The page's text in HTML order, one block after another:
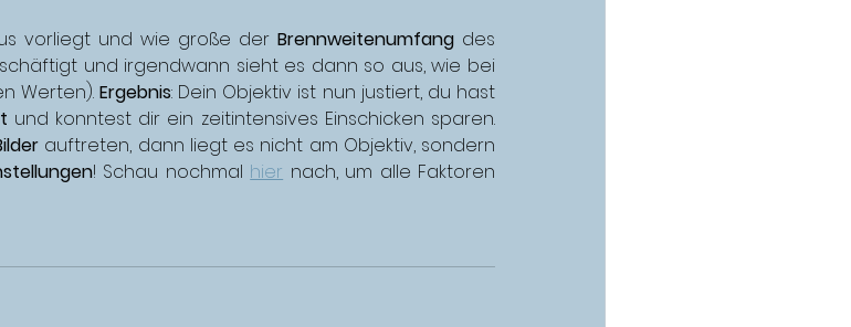
vorliegt und wie große der Brennweitenumfang des
und irgendwann sieht es dann so aus, wie bei
Werten). Ergebnis: Dein Objektiv ist nun justiert, du hast
und konntest dir ein zeitintensives Einschicken sparen.
auftreten, dann liegt es nicht am Objektiv, sondern
! Schau nochmal hier nach, um alle Faktoren